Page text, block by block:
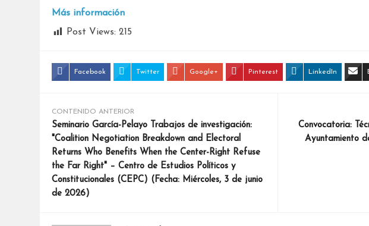
Más información
Post Views: 215
Facebook Twitter Google+ Pinterest LinkedIn
CONTENIDO ANTERIOR
Seminario García-Pelayo Trabajos de investigación:
"Coalition Negotiation Breakdown and Electoral
Returns Who Benefits When the Center-Right Refuse
the Far Right" – Centro de Estudios Políticos y
Constitucionales (CEPC) (Fecha: Miércoles, 3 de junio
de 2026)
Convocatoria:
Ayuntamiento